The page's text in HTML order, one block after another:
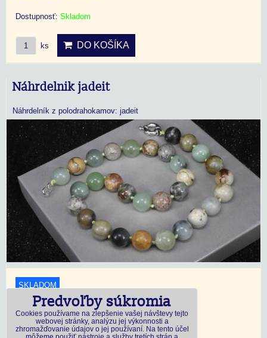
Dostupnosť: Skladom
ks DO KOŠÍKA
Náhrdelnik jadeit
Náhrdelník z polodrahokamov: jadeit
SKLADOM
18,45 €s DPH
Dostupnosť:Skladom
Predvoľby súkromia
Cookies používame na zlepšenie vašej návštevy tejto
webovej stránky, analýzu jej výkonnosti a
zhromažďovanie údajov o jej používaní. Na tento účel